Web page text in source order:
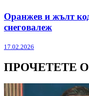
Оранжев и жълт
снеговалеж
17.02.2026
ПРОЧЕТЕТЕ